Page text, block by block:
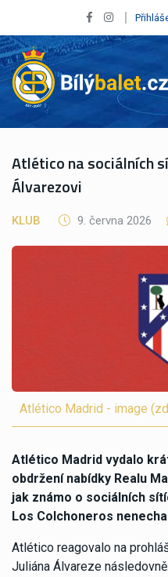
Atlético na sociálních
Álvarezovi
KLUB 9. června 2026
Atlético Madrid - image
Atlético Madrid vydalo
obdržení nabídky Realu
jak známo o sociálních
Los Colchoneros
Atlético reagovalo na
Juliána Álvareze následovně: